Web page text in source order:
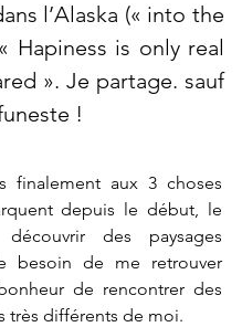
l’Alaska (« into the
Hapiness is only real
». Je partage. sauf
!
finalement aux 3 choses
depuis le début, le
des paysages
besoin de me retrouver
de rencontrer des
très différents de moi.